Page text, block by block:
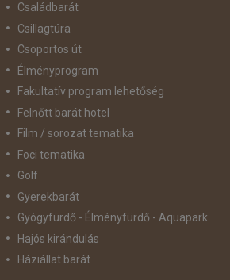
Családbarát
Csillagtúra
Csoportos út
Élményprogram
Fakultatív program lehetőség
Felnőtt barát hotel
Film / sorozat tematika
Foci tematika
Golf
Gyerekbarát
Gyógyfürdő - Élményfürdő - Aquapark
Hajós kirándulás
Háziállat barát